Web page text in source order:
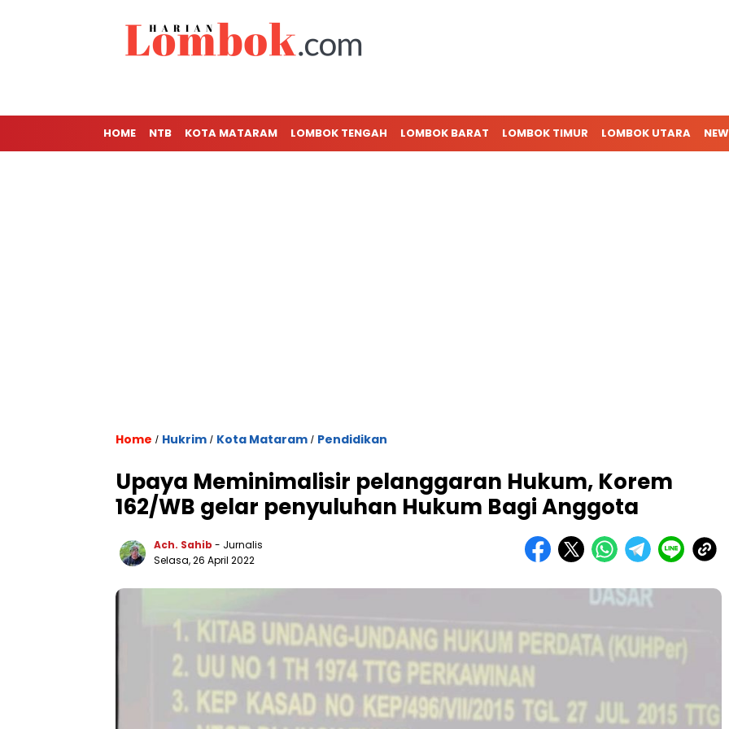
HOME NTB KOTA MATARAM LOMBOK TENGAH LOMBOK BARAT LOMBOK TIMUR LOMBOK UTARA
Home / Hukrim / Kota Mataram / Pendidikan
Upaya Meminimalisir pelanggaran Hukum, Korem
162/WB gelar penyuluhan Hukum Bagi Anggota
Ach. Sahib - Jurnalis
Selasa, 26 April 2022